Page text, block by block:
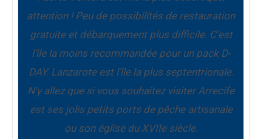
attention ! Peu de possibilités de restauration
gratuite et débarquement plus difficile. C’est
l’île la moins recommandée pour un pack D-
DAY. Lanzarote est l’île la plus septentrionale.
N’y allez que si vous souhaitez visiter Arrecife
est ses jolis petits ports de pêche artisanale
ou son église du XVIIe siècle.